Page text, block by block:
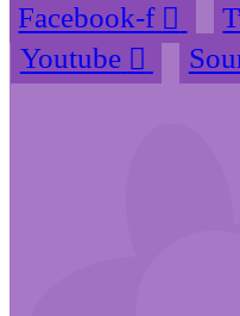
Facebook-f
Youtube